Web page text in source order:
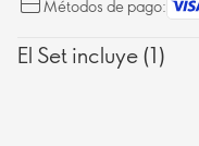
Métodos de pago:
El Set incluye (1)